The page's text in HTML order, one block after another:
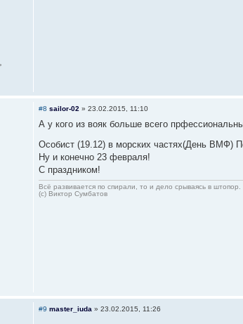
#8 sailor-02 » 23.02.2015, 11:10
А у кого из вояк больше всего
Особист (19.12) в морских частях(День ВМФ)
Ну и конечно 23 февраля!
С праздником!
Всё развивается по спирали, то и дело срываясь в штопор.
(c) Виктор Сумбатов
#9 master_iuda » 23.02.2015, 11:26